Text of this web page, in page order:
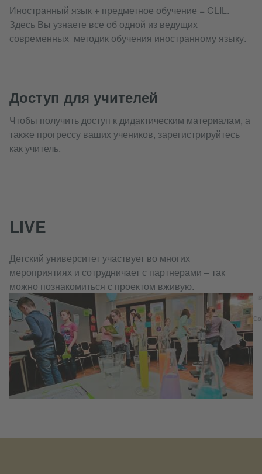
Иностранный язык + предметное обучение = CLIL.
Здесь Вы узнаете все об одной из ведущих
современных методик обучения иностранному языку.
Доступ для учителей
Чтобы получить доступ к дидактическим материалам, а
также прогрессу ваших учеников, зарегистрируйтесь
как учитель.
LIVE
Детский университет участвует во многих
мероприятиях и сотрудничает с партнерами – так
можно познакомиться с проектом вживую.